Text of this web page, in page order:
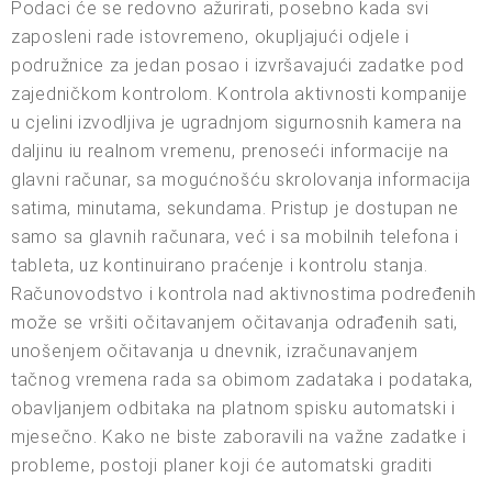
Podaci će se redovno ažurirati, posebno kada svi
zaposleni rade istovremeno, okupljajući odjele i
podružnice za jedan posao i izvršavajući zadatke pod
zajedničkom kontrolom. Kontrola aktivnosti kompanije
u cjelini izvodljiva je ugradnjom sigurnosnih kamera na
daljinu iu realnom vremenu, prenoseći informacije na
glavni računar, sa mogućnošću skrolovanja informacija
satima, minutama, sekundama. Pristup je dostupan ne
samo sa glavnih računara, već i sa mobilnih telefona i
tableta, uz kontinuirano praćenje i kontrolu stanja.
Računovodstvo i kontrola nad aktivnostima podređenih
može se vršiti očitavanjem očitavanja odrađenih sati,
unošenjem očitavanja u dnevnik, izračunavanjem
tačnog vremena rada sa obimom zadataka i podataka,
obavljanjem odbitaka na platnom spisku automatski i
mjesečno. Kako ne biste zaboravili na važne zadatke i
probleme, postoji planer koji će automatski graditi